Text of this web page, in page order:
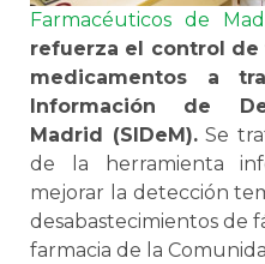
Farmacéuticos de
refuerza el control
medicamentos a
Información de
Madrid (SIDeM).Se
de la herramienta
mejorar la detección
desabastecimientos de
farmacia de la